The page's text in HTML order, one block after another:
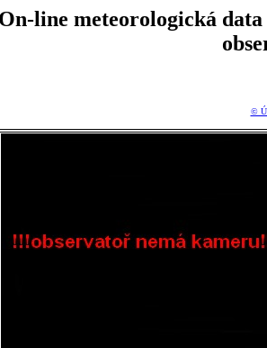
On-line meteorologická
©